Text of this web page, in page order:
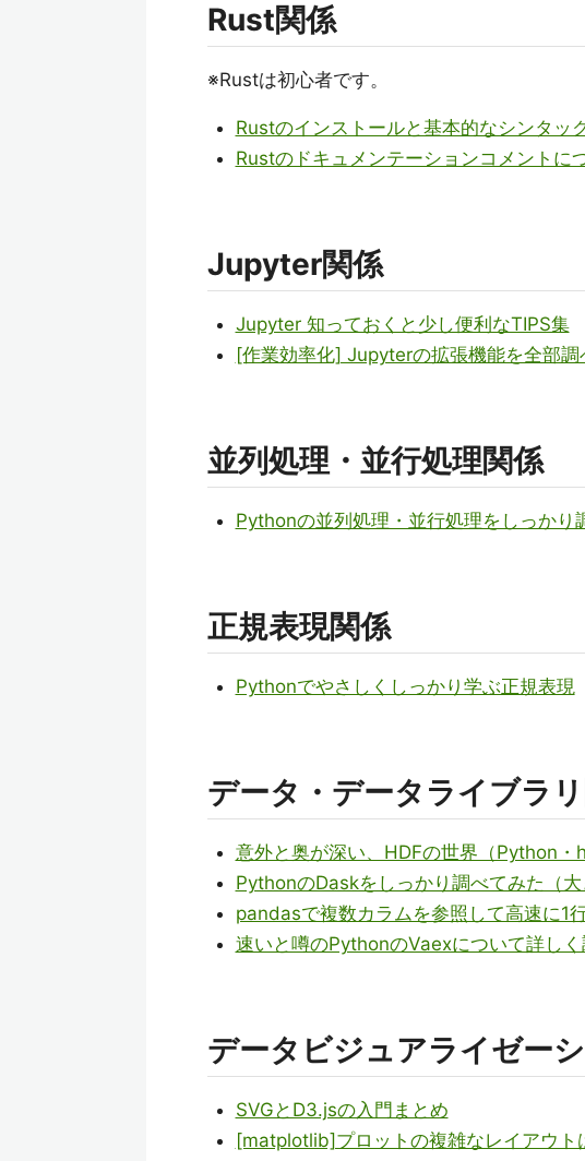
Rust関係
※Rustは初心者です。
Rustのインストールと基本的なシンタッ
Rustのドキュメンテーションコメントに
Jupyter関係
Jupyter 知っておくと少し便利なTIPS集
[作業効率化] Jupyterの拡張機能を全部調
並列処理・並行処理関係
Pythonの並列処理・並行処理をしっかり
正規表現関係
Pythonでやさしくしっかり学ぶ正規表現
データ・データライブラ
意外と奥が深い、HDFの世界（Python・
PythonのDaskをしっかり調べてみた（大
pandasで複数カラムを参照して高速に1
速いと噂のPythonのVaexについて詳しく
データビジュアライゼー
SVGとD3.jsの入門まとめ
[matplotlib]プロットの複雑なレイアウ